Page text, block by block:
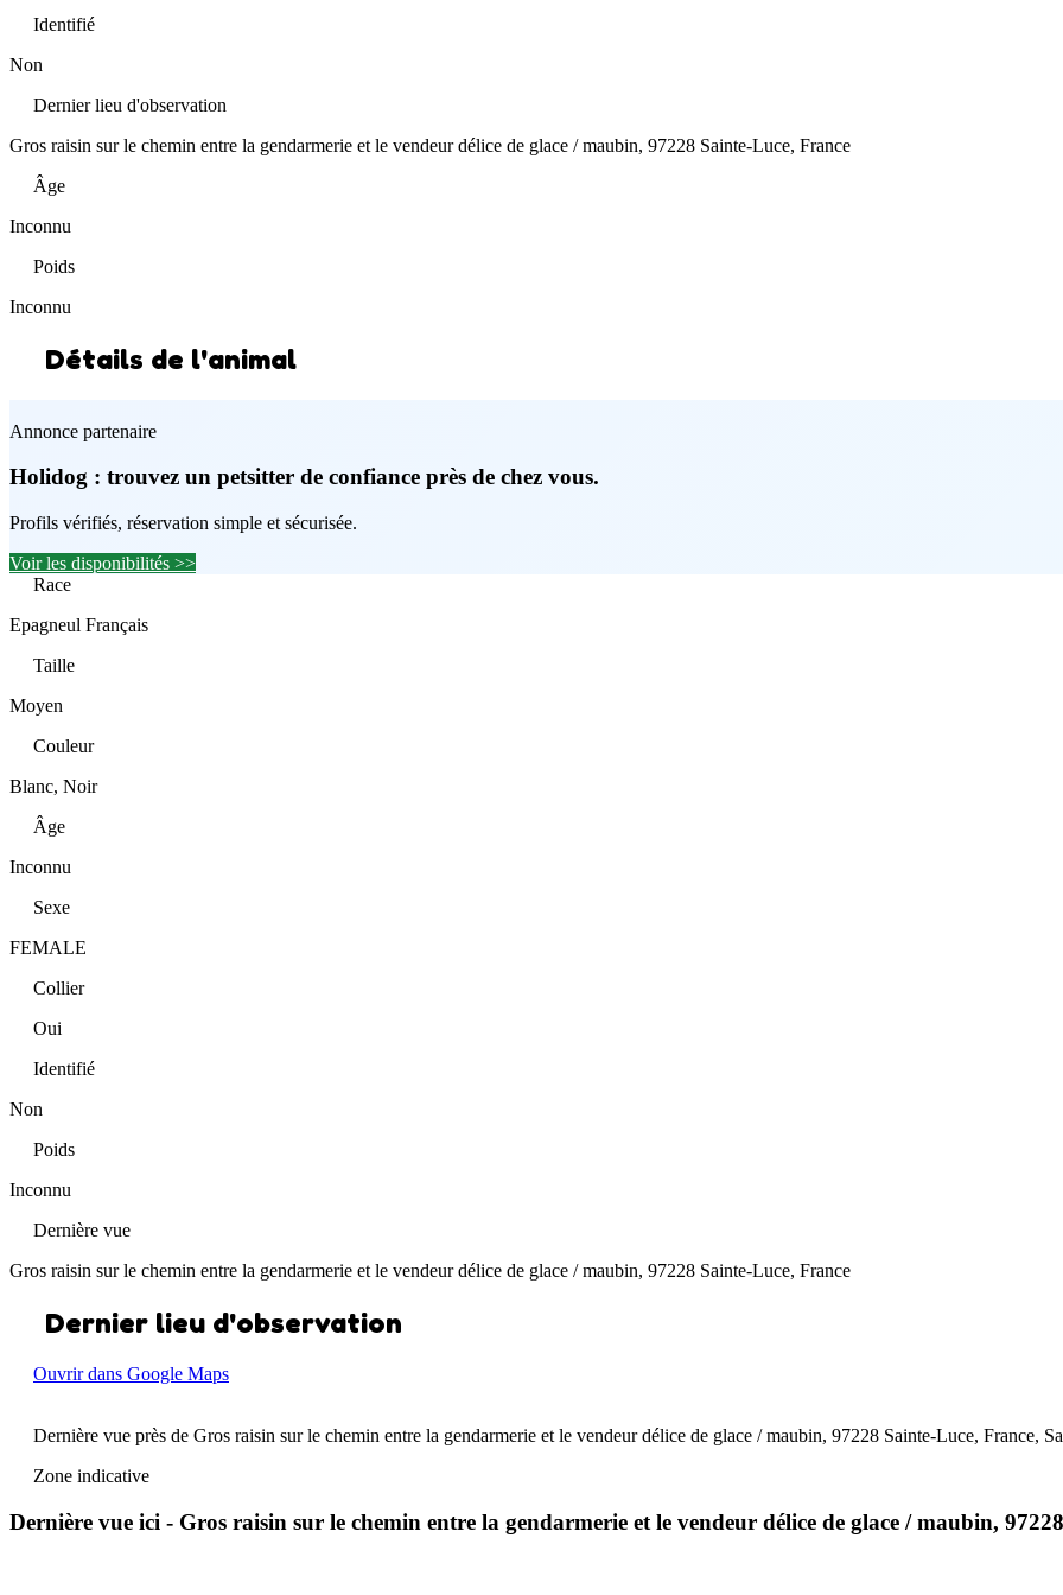
Identifié
Non
Dernier lieu d'observation
Gros raisin sur le chemin entre la gendarmerie et le vendeur délice de glace / maubin, 97228 Sainte-Luce, France
Âge
Inconnu
Poids
Inconnu
Détails de l'animal
Annonce partenaire
Holidog : trouvez un petsitter de confiance près de chez vous.
Profils vérifiés, réservation simple et sécurisée.
Voir les disponibilités >>
Race
Epagneul Français
Taille
Moyen
Couleur
Blanc, Noir
Âge
Inconnu
Sexe
FEMALE
Collier
Oui
Identifié
Non
Poids
Inconnu
Dernière vue
Gros raisin sur le chemin entre la gendarmerie et le vendeur délice de glace / maubin, 97228 Sainte-Luce, France
Dernier lieu d'observation
Ouvrir dans Google Maps
Dernière vue près de Gros raisin sur le chemin entre la gendarmerie et le vendeur délice de glace / maubin, 97228 Sainte-Luce, France,
Zone indicative
Dernière vue ici - Gros raisin sur le chemin entre la gendarmerie et le vendeur délice de glace / maubin,